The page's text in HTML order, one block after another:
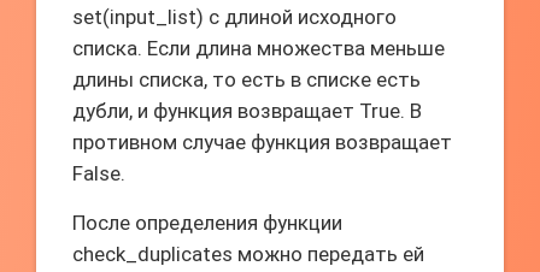
set(input_list) с длиной исходного
списка. Если длина множества меньше
длины списка, то есть в списке есть
дубли, и функция возвращает True. В
противном случае функция возвращает
False.
После определения функции
check_duplicates можно передать ей